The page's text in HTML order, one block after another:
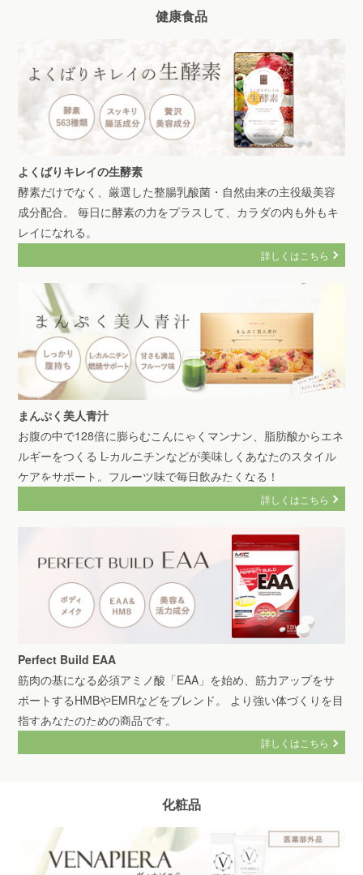
健康食品
よくばりキレイの生酵素
酵素だけでなく、厳選した整腸乳酸菌・自然由来の主役級美容
成分配合。 毎日に酵素の力をプラスして、カラダの内も外もキ
レイになれる。
詳しくはこちら
まんぷく美人青汁
お腹の中で128倍に膨らむこんにゃくマンナン、脂肪酸からエネ
ルギーをつくる L-カルニチンなどが美味しくあなたのスタイル
ケアをサポート。フルーツ味で毎日飲みたくなる！
詳しくはこちら
Perfect Build EAA
筋肉の基になる必須アミノ酸「EAA」を始め、筋力アップをサ
ポートするHMBやEMRなどをブレンド。 より強い体づくりを目
指すあなたのための商品です。
詳しくはこちら
化粧品